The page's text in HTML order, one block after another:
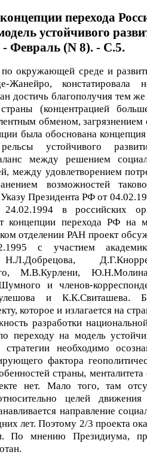
перехода
устойчивого
Февраль (N 8). - С.5.
окружающей среде и
констатировала
достичь благополучия тем
(концентрацией
обменом,
была обоснована
устойчивого
между решением
между удовлетворением
возможностей
Президента РФ от
24.02.1994 в российских
концепции перехода РФ на
отделении РАН проект
с участием
М.В.Курлени,
и членов-
и К.К.Свиташева.
которое и излагается на
разработки
переходу на модель
стратегии необходимо
фактора
страны,
нет. Мало того, там
целей
направление
лет. Поэтому 2/3 проекта
По мнению Президиума,